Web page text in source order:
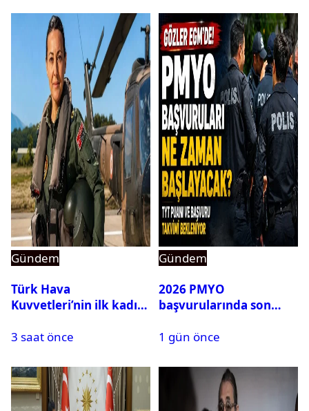
Gündem
Türk Hava
Kuvvetleri’nin ilk kadın
Karapınar hakkında
ortaya çıktı
3 saat önce
Gündem
2026 PMYO
başvurularında son
1 gün önce